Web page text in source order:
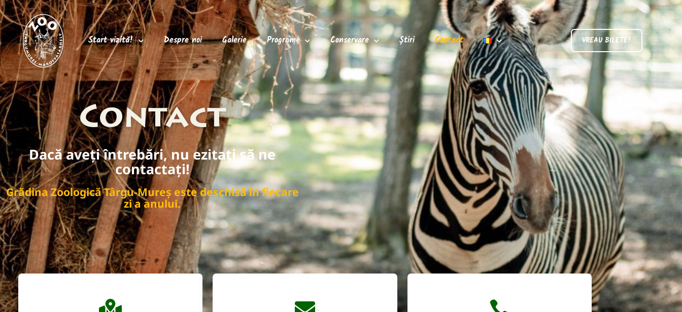
Start vizită! Despre noi Galerie Programe Conservare Știri Contact VREAU BILETE!
Contact
Dacă aveți întrebări, nu ezitați să ne
contactați!
Grădina Zoologică Târgu-Mureș este deschisă în fiecare
zi a anului.